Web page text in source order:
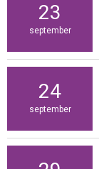
23
september
24
september